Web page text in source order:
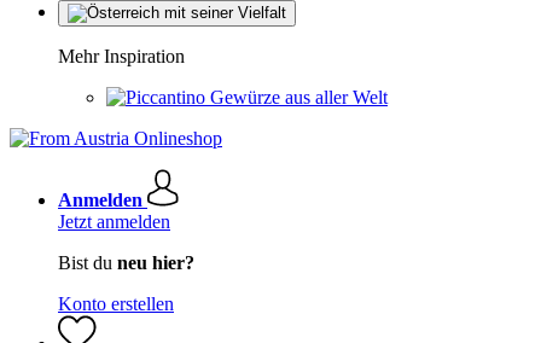
Mehr Inspiration
Gewürze aus aller Welt
Anmelden
Jetzt anmelden
Bist du neu hier?
Konto erstellen